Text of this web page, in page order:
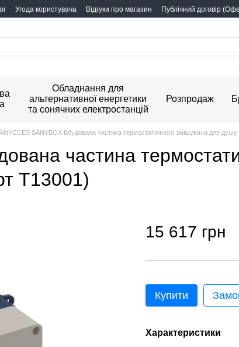
Угода користувача Відгуки про магазин Публічний договір
Обладнання для
альтернативної енергетики
та сонячних електростанцій
Розпродаж
SANYBOX Вбудована частина термостатичного змiшувача для
частина
T13001)
15 617 грн
Купити
Характеристики